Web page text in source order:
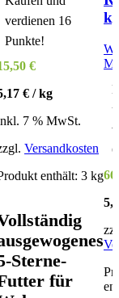
verdienen 16
Punkte!
€
€ /kg
7 % MwSt.
Versandkosten
enthält: 3 kg
Sterne-
für